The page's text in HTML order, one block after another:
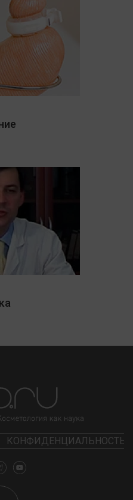
КОНФИДЕНЦИАЛЬНОСТЬ